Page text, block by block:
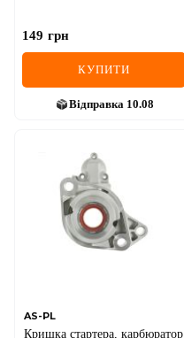
149 грн
КУПИТИ
Відправка 10.08
AS-PL
Кришка стартера, карбюратор